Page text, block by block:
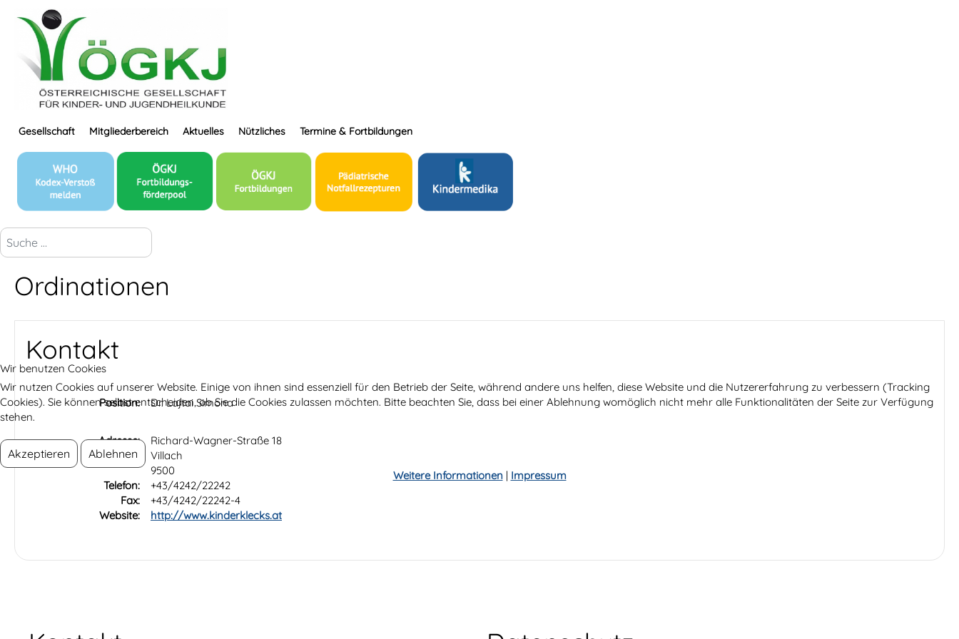
Gesellschaft Mitgliederbereich Aktuelles Nützliches Termine & Fortbildungen
suchen...
Ordinationen
Kontakt
Position: Dr. Lajtai Simona
Adresse:
Richard-Wagner-Straße 18
Villach
9500
Telefon:
+43/4242/22242
Fax:
+43/4242/22242-4
Website:
http://www.kinderklecks.at
Wir benutzen Cookies
Wir nutzen Cookies auf unserer Website. Einige von ihnen sind essenziell für den Betrieb der Seite, während andere uns helfen, diese Website und die Nutzererfahrung zu verbessern (Tracking
Cookies). Sie können selbst entscheiden, ob Sie die Cookies zulassen möchten. Bitte beachten Sie, dass bei einer Ablehnung womöglich nicht mehr alle Funktionalitäten der Seite zur Verfügung
stehen.
Akzeptieren Ablehnen
Weitere Informationen| Impressum